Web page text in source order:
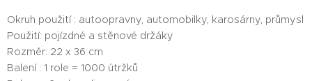
Okruh použití : autoopravny, automobilky, karosárny, průmysl
Použití: pojízdné a stěnové držáky
Rozměr: 22 x 36 cm
Balení : 1 role = 1000 útržků